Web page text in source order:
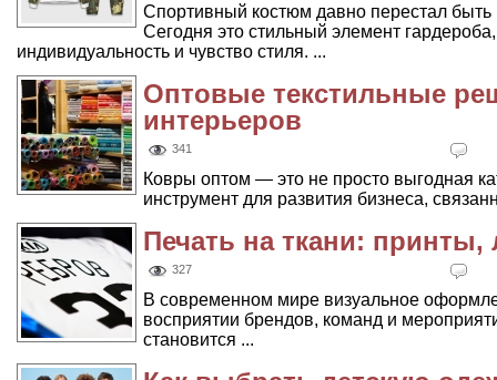
Спортивный костюм давно перестал
Сегодня это стильный элемент
индивидуальность и чувство стиля. ...
Оптовые текстильные
интерьеров
341
Ковры оптом — это не просто выгодная
инструмент для развития бизнеса,
Печать на ткани:
327
В современном мире визуальное
восприятии брендов, команд и
становится ...